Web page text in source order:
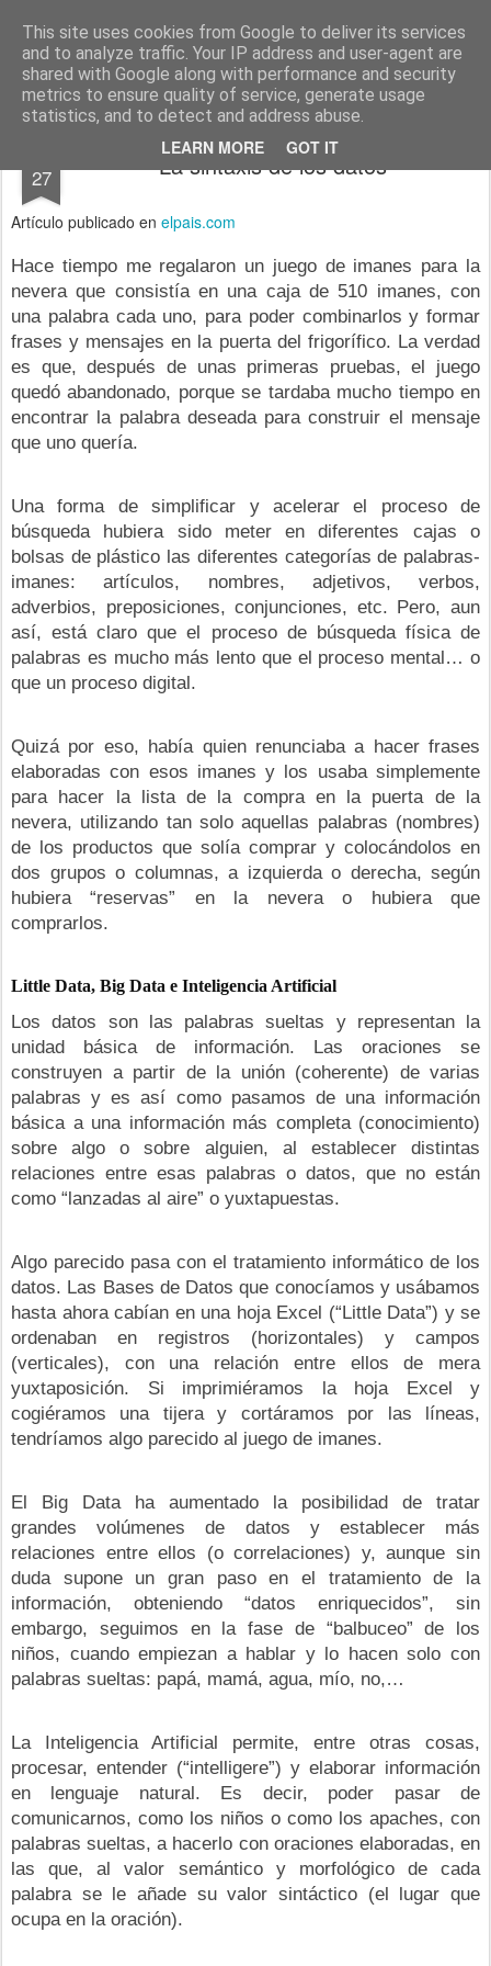
This site uses cookies from Google to deliver its services
and to analyze traffic. Your IP address and user-agent are
shared with Google along with performance and security
metrics to ensure quality of service, generate usage
statistics, and to detect and address abuse.
LEARN MORE GOT IT
menos tecnología y más pedagogía conceptos y reflexiones sobre la sociedad de la información
Pages
27 La sintaxis de los datos
Artículo publicado en elpais.com
Hace tiempo me regalaron un juego de imanes para la
nevera que consistía en una caja de 510 imanes, con
una palabra cada uno, para poder combinarlos y formar
frases y mensajes en la puerta del frigorífico. La verdad
es que, después de unas primeras pruebas, el juego
quedó abandonado, porque se tardaba mucho tiempo en
encontrar la palabra deseada para construir el mensaje
que uno quería.
Una forma de simplificar y acelerar el proceso de
búsqueda hubiera sido meter en diferentes cajas o
bolsas de plástico las diferentes categorías de palabras-
imanes: artículos, nombres, adjetivos, verbos,
adverbios, preposiciones, conjunciones, etc. Pero, aun
así, está claro que el proceso de búsqueda física de
palabras es mucho más lento que el proceso mental… o
que un proceso digital.
Quizá por eso, había quien renunciaba a hacer frases
elaboradas con esos imanes y los usaba simplemente
para hacer la lista de la compra en la puerta de la
nevera, utilizando tan solo aquellas palabras (nombres)
de los productos que solía comprar y colocándolos en
dos grupos o columnas, a izquierda o derecha, según
hubiera “reservas” en la nevera o hubiera que
comprarlos.
Little Data, Big Data e Inteligencia Artificial
Los datos son las palabras sueltas y representan la
unidad básica de información. Las oraciones se
construyen a partir de la unión (coherente) de varias
palabras y es así como pasamos de una información
básica a una información más completa (conocimiento)
sobre algo o sobre alguien, al establecer distintas
relaciones entre esas palabras o datos, que no están
como “lanzadas al aire” o yuxtapuestas.
Algo parecido pasa con el tratamiento informático de los
datos. Las Bases de Datos que conocíamos y usábamos
hasta ahora cabían en una hoja Excel (“Little Data”) y se
ordenaban en registros (horizontales) y campos
(verticales), con una relación entre ellos de mera
yuxtaposición. Si imprimiéramos la hoja Excel y
cogiéramos una tijera y cortáramos por las líneas,
tendríamos algo parecido al juego de imanes.
El Big Data ha aumentado la posibilidad de tratar
grandes volúmenes de datos y establecer más
relaciones entre ellos (o correlaciones) y, aunque sin
duda supone un gran paso en el tratamiento de la
información, obteniendo “datos enriquecidos”, sin
embargo, seguimos en la fase de “balbuceo” de los
niños, cuando empiezan a hablar y lo hacen solo con
palabras sueltas: papá, mamá, agua, mío, no,…
La Inteligencia Artificial permite, entre otras cosas,
procesar, entender (“intelligere”) y elaborar información
en lenguaje natural. Es decir, poder pasar de
comunicarnos, como los niños o como los apaches, con
palabras sueltas, a hacerlo con oraciones elaboradas, en
las que, al valor semántico y morfológico de cada
palabra se le añade su valor sintáctico (el lugar que
ocupa en la oración).